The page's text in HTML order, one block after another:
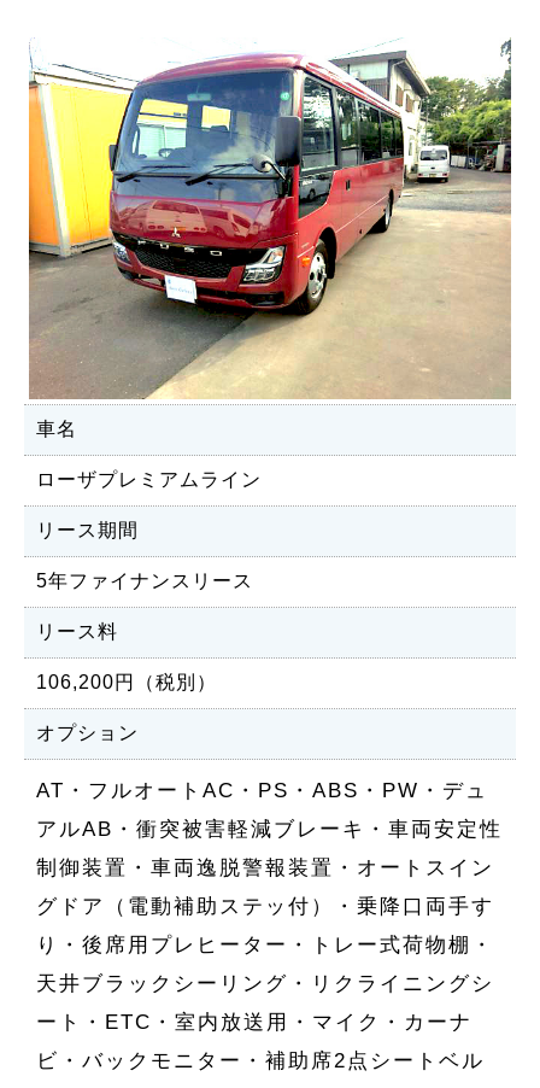
車名
ローザプレミアムライン
リース期間
5年ファイナンスリース
リース料
106,200円（税別）
オプション
AT・フルオートAC・PS・ABS・PW・デュ
アルAB・衝突被害軽減ブレーキ・車両安定性
制御装置・車両逸脱警報装置・オートスイン
グドア（電動補助ステッ付）・乗降口両手す
り・後席用プレヒーター・トレー式荷物棚・
天井ブラックシーリング・リクライニングシ
ート・ETC・室内放送用・マイク・カーナ
ビ・バックモニター・補助席2点シートベル